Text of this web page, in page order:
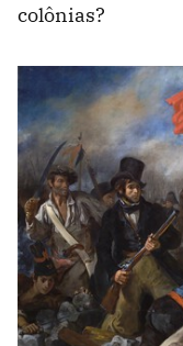
colônias?